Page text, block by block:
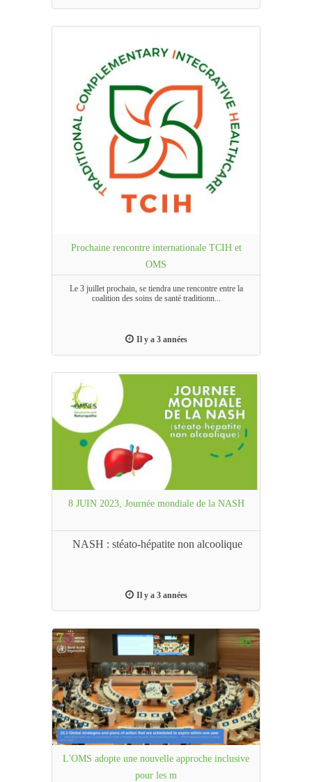
Prochaine rencontre internationale TCIH et
OMS
Le 3 juillet prochain, se tiendra une rencontre entre la
coalition des soins de santé traditionn...
Il y a 3 années
8 JUIN 2023, Journée mondiale de la NASH
NASH : stéato-hépatite non alcoolique
Il y a 3 années
L'OMS adopte une nouvelle approche inclusive
pour les m